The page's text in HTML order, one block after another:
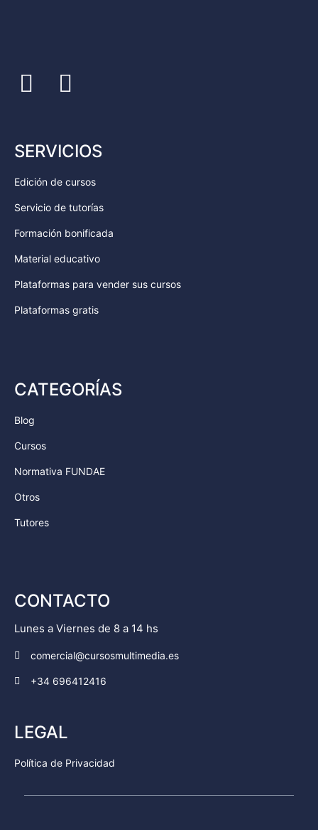
SERVICIOS
Edición de cursos
Servicio de tutorías
Formación bonificada
Material educativo
Plataformas para vender sus cursos
Plataformas gratis
CATEGORÍAS
Blog
Cursos
Normativa FUNDAE
Otros
Tutores
CONTACTO
Lunes a Viernes de 8 a 14 hs
comercial@cursosmultimedia.es
+34 696412416
LEGAL
Política de Privacidad